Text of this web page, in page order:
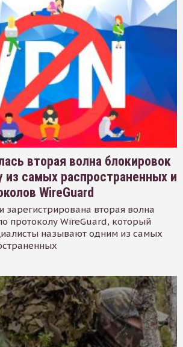
вторая волна блокировок
из самых распространенных и
WireGuard
зарегистрирована вторая волна
протоколу WireGuard, который
называют одним из самых